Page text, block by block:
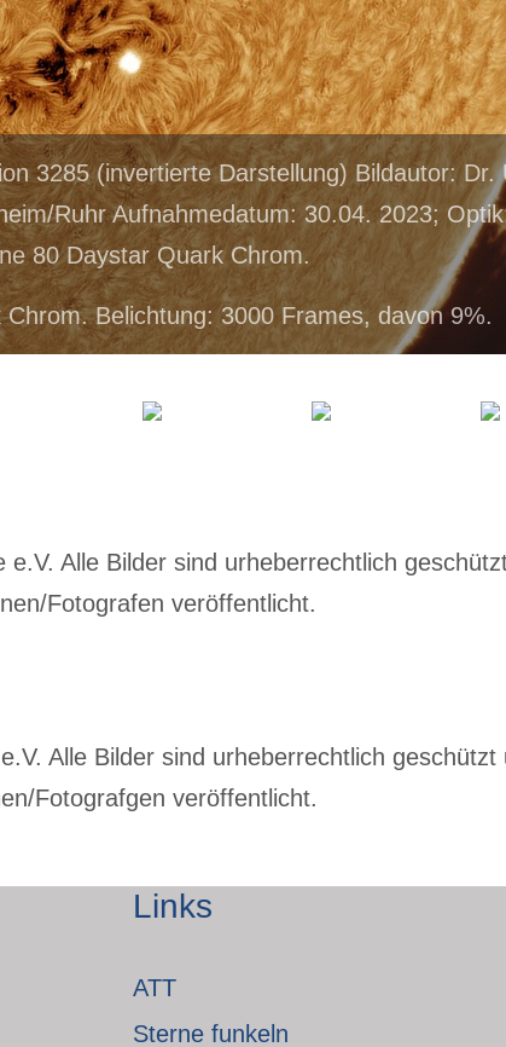
3285 (invertierte Darstellung) Bildautor: Dr.
Ruhr Aufnahmedatum: 30.04. 2023;
80 Daystar Quark Chrom.
Belichtung: 3000 Frames, davon 9%.
Alle Bilder sind urheberrechtlich
Fotografen veröffentlicht.
Alle Bilder sind urheberrechtlich
Fotografgen veröffentlicht.
Links
ATT
Sterne funkeln